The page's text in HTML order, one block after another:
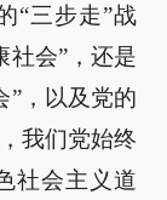
“三步走”战
社会”，还是
”，以及党的
我们党始终
社会主义道